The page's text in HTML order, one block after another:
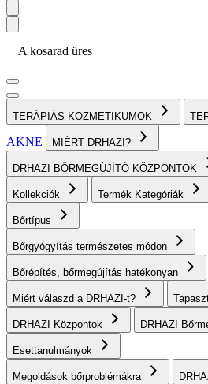
A kosarad üres
TERÁPIÁS KOZMETIKUMOK
AKNE
MIÉRT DRHAZI?
DRHAZI BŐRMEGÚJÍTÓ KÖZPONTOK
Kollekciók Termék Kategóriák
Bőrtípus
Bőrgyógyítás természetes módon
Bőrépítés, bőrmegújítás hatékonyan
Miért válaszd a DRHAZI-t?
DRHAZI Központok DRHAZI
Esettanulmányok
Megoldások bőrproblémákra